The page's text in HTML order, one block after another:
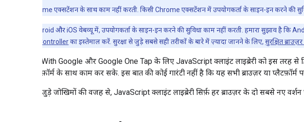
यह लाइब्रेरी, Chrome एक्सटेंशन के साथ काम नहीं करती. किसी Chrome एक्सटेंशन में उपयोगकर्ता के साइन-इन करने की
Android और iOS वेबव्यू में, उपयोगकर्ता के साइन-इन करने की सुविधा काम नहीं करती. हमारा सुझाव है कि
SFSafariViewControllerका इस्तेमाल करें. सुरक्षा से जुड़े सबसे सही तरीकों के बारे में ज़्यादा जानने के लिए, सुरक्षित
Sign In With Google और Google One Tap के लिए JavaScript क्लाइंट लाइब्रेरी को इस तरह से
और प्लैटफ़ॉर्म के साथ काम कर सके. इस बात की कोई गारंटी नहीं है कि यह सभी ब्राउज़र या प्लैटफ़ॉर्म
सुरक्षा से जुड़े जोखिमों की वजह से, JavaScript क्लाइंट लाइब्रेरी सिर्फ़ हर ब्राउज़र के दो सबसे नए